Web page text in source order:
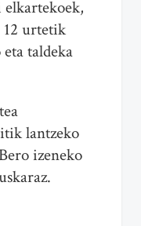
urtetik
taldeka
lantzeko
izeneko